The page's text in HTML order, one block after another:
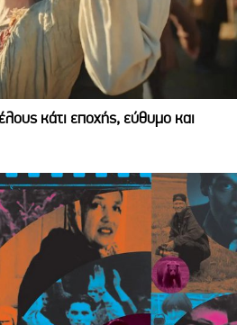
κάτι εποχής, εύθυμο και